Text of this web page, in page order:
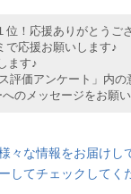
！応援ありがとうご
応援お願いします♪
ます♪
評価アンケート」内の
のメッセージをお願
々な情報をお届けし
してチェックしてく